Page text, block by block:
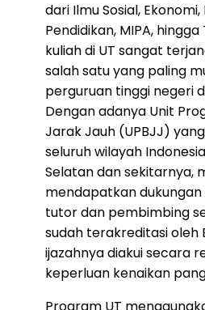
dari Ilmu Sosial, Ekonomi,
Pendidikan, MIPA, hingga
kuliah di UT sangat
salah satu yang paling
perguruan tinggi negeri
Dengan adanya Unit
Jarak Jauh (UPBJJ)
seluruh wilayah
Selatan dan sekitarnya,
mendapatkan
tutor dan pembimbing
sudah terakreditasi oleh
ijazahnya diakui secara
keperluan kenaikan